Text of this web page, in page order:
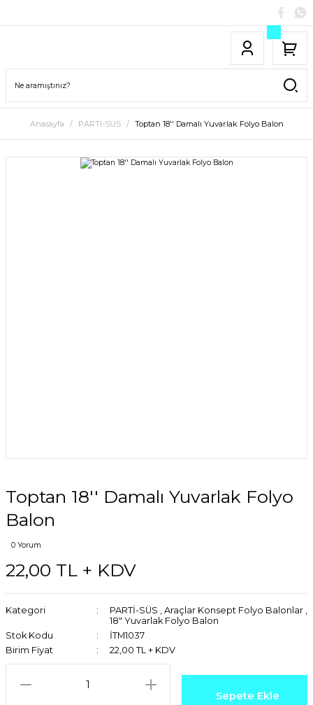
Anasayfa PARTİ-SÜS Toptan 18'' Damalı Yuvarlak Folyo Balon
Toptan 18'' Damalı Yuvarlak Folyo
Balon
0 Yorum
22,00 TL + KDV
Kategori PARTİ-SÜS , Araçlar Konsept Folyo Balonlar ,
18" Yuvarlak Folyo Balon
Stok Kodu
İTM1037
Birim Fiyat
22,00 TL + KDV
Sepete Ekle